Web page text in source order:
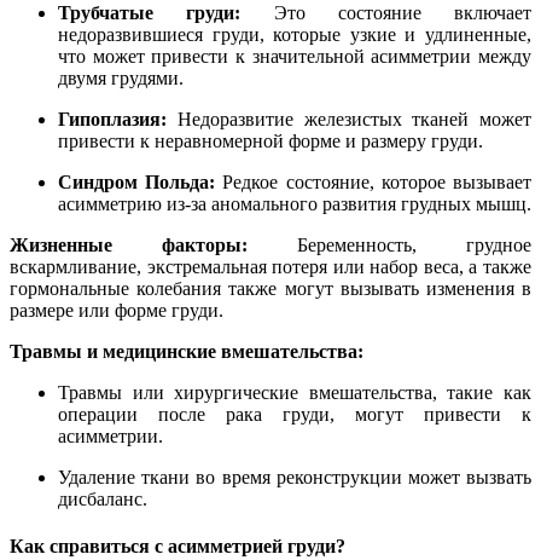
Трубчатые груди: Это состояние включает
недоразвившиеся груди, которые узкие и удлиненные,
что может привести к значительной асимметрии между
двумя грудями.
Гипоплазия: Недоразвитие железистых тканей может
привести к неравномерной форме и размеру груди.
Синдром Польда: Редкое состояние, которое вызывает
асимметрию из-за аномального развития грудных мышц.
Жизненные факторы: Беременность, грудное
вскармливание, экстремальная потеря или набор веса, а также
гормональные колебания также могут вызывать изменения в
размере или форме груди.
Травмы и медицинские вмешательства:
Травмы или хирургические вмешательства, такие как
операции после рака груди, могут привести к
асимметрии.
Удаление ткани во время реконструкции может вызвать
дисбаланс.
Как справиться с асимметрией груди?